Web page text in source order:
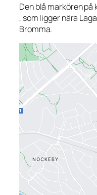
Den blå markören
, som ligger nära
Bromma.